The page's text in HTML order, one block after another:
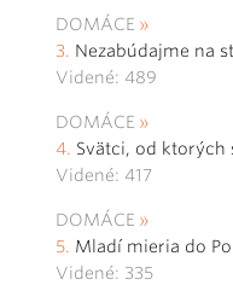
DOMÁCE
Nezabúdajme na
Videné: 489
DOMÁCE
Svätci, od ktorých
Videné: 417
DOMÁCE
Mladí mieria do
Videné: 335